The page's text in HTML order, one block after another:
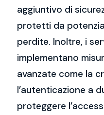
aggiuntivo di
protetti da
perdite. Inoltre, i
implementano
avanzate come la
l’autenticazione a
proteggere